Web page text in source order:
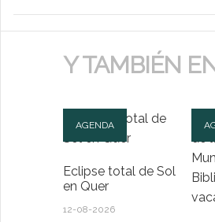
Y TAMBIÉN
AGENDA
Eclipse total de Sol
en Quer
12-08-2026